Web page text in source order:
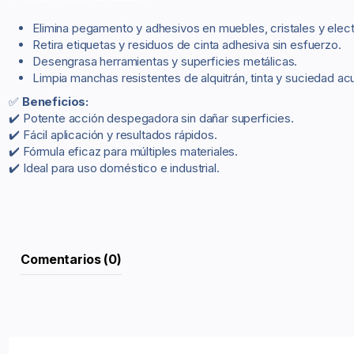
Elimina pegamento y adhesivos en muebles, cristales y
Retira etiquetas y residuos de cinta adhesiva sin esfuerzo.
Desengrasa herramientas y superficies metálicas.
Limpia manchas resistentes de alquitrán, tinta y suciedad
✅ Beneficios:
✔️ Potente acción despegadora sin dañar superficies.
✔️ Fácil aplicación y resultados rápidos.
✔️ Fórmula eficaz para múltiples materiales.
✔️ Ideal para uso doméstico e industrial.
Comentarios (0)